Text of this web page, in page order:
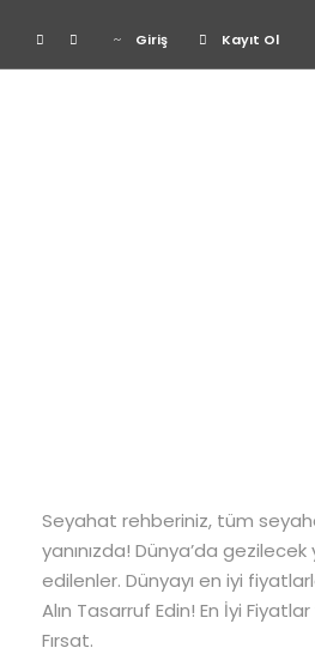
Giriş Kayıt Ol
Seyahat rehberiniz, tüm
yanınızda! Dünya’da
edilenler. Dünyayı en iyi
Alın Tasarruf Edin! En İyi
Fırsat.